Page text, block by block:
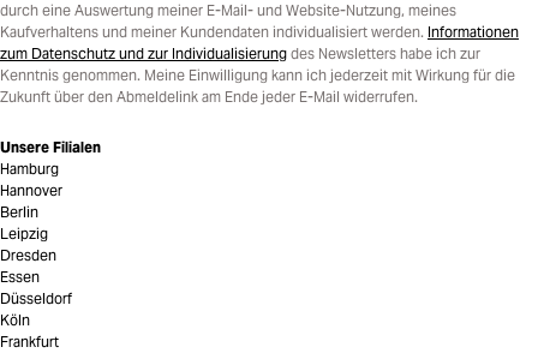
durch eine Auswertung meiner E-Mail- und Website-Nutzung, meines
Kaufverhaltens und meiner Kundendaten individualisiert werden. Informationen
zum Datenschutz und zur Individualisierung des Newsletters habe ich zur
Kenntnis genommen. Meine Einwilligung kann ich jederzeit mit Wirkung für die
Zukunft über den Abmeldelink am Ende jeder E-Mail widerrufen.
Unsere Filialen
Hamburg
Hannover
Berlin
Leipzig
Dresden
Essen
Düsseldorf
Köln
Frankfurt